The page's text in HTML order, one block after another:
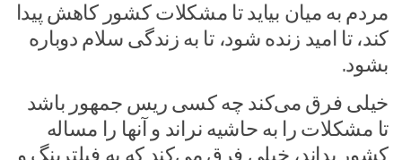
مردم به میان بیاید تا مشکلات کشور کاهش پیدا
کند، تا امید زنده شود، تا به زندگی سلام دوباره
بشود.
خیلی فرق می‌کند چه کسی ریس جمهور باشد
تا مشکلات را به حاشیه نراند و آنها را مساله
کشور بداند، خیلی فرق می‌کند که به فیلترینگ و